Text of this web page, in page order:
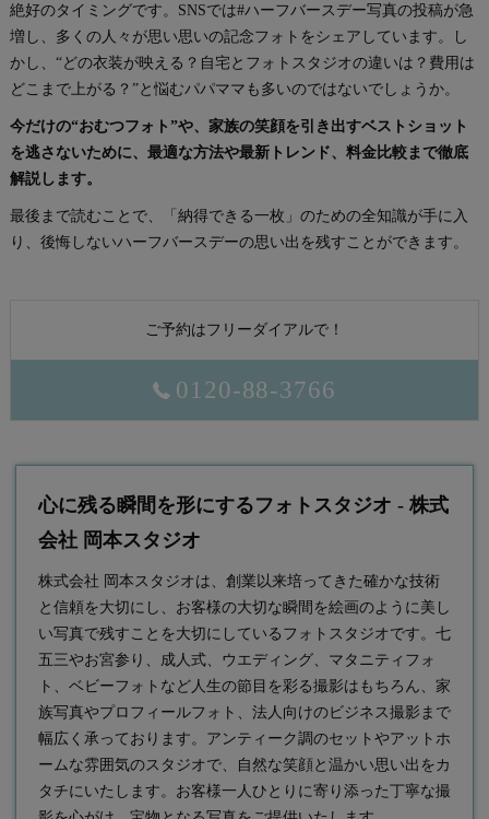
絶好のタイミングです。SNSでは#ハーフバースデー写真の投稿が急
増し、多くの人々が思い思いの記念フォトをシェアしています。し
かし、“どの衣装が映える？自宅とフォトスタジオの違いは？費用は
どこまで上がる？”と悩むパパママも多いのではないでしょうか。
今だけの“おむつフォト”や、家族の笑顔を引き出すベストショット
を逃さないために、最適な方法や最新トレンド、料金比較まで徹底
解説します。
最後まで読むことで、「納得できる一枚」のための全知識が手に入
り、後悔しないハーフバースデーの思い出を残すことができます。
ご予約はフリーダイアルで！
0120-88-3766
心に残る瞬間を形にするフォトスタジオ - 株式
会社 岡本スタジオ
株式会社 岡本スタジオは、創業以来培ってきた確かな技術
と信頼を大切にし、お客様の大切な瞬間を絵画のように美し
い写真で残すことを大切にしている フォトスタジオです。七
五三やお宮参り、成人式、ウエディング、マタニティフォ
ト、ベビーフォトなど人生の節目を彩る撮影はもちろん、家
族写真やプロフィールフォト、法人向けのビジネス撮影まで
幅広く承っております。アンティーク調のセットやアットホ
ームな雰囲気のスタジオで、自然な笑顔と温かい思い出をカ
タチにいたします。お客様一人ひとりに寄り添った丁寧な撮